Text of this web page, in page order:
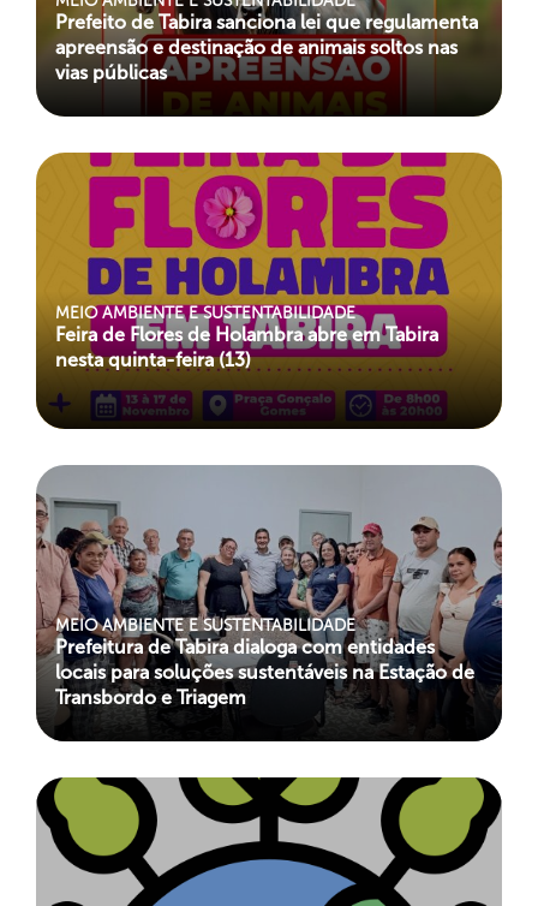
Prefeito de Tabira sanciona lei que regulamenta
apreensão e destinação de animais soltos nas
vias públicas
MEIO AMBIENTE E SUSTENTABILIDADE
Feira de Flores de Holambra abre em Tabira
nesta quinta-feira (13)
MEIO AMBIENTE E SUSTENTABILIDADE
Prefeitura de Tabira dialoga com entidades
locais para soluções sustentáveis na Estação de
Transbordo e Triagem